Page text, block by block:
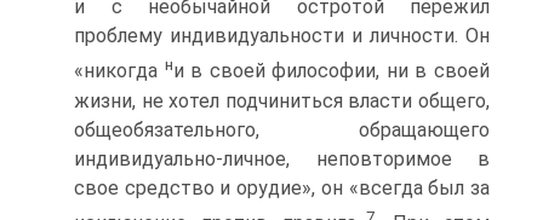
и с необычайной остротой пережил
проблему индивидуальности и личности. Он
«никогда ни в своей философии, ни в своей
жизни, не хотел подчиниться власти общего,
общеобязательного, обращающего
индивидуально-личное, неповторимое в
свое средство и орудие», он «всегда был за